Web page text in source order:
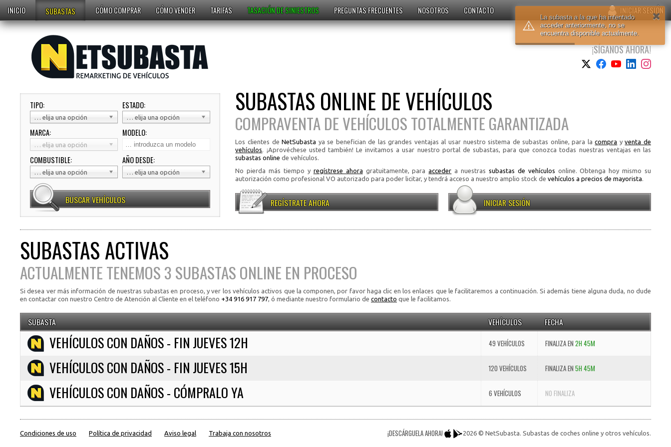
INICIO SUBASTAS CÓMO COMPRAR CÓMO VENDER TARIFAS TASACIÓN DE SINIESTROS PREGUNTAS FRECUENTES NOSOTROS CONTACTO INICIAR SESIÓN
¡SÍGANOS AHORA!
TIPO:
… elija una opción
ESTADO:
… elija una opción
MARCA:
… elija una opción
MODELO:
COMBUSTIBLE:
… elija una opción
AÑO DESDE:
… elija una opción
BUSCAR VEHÍCULOS
SUBASTAS ONLINE DE VEHÍCULOS
COMPRAVENTA DE VEHÍCULOS TOTALMENTE GARANTIZADA
Los clientes deNetSubasta ya se benefician de las grandes ventajas al usar nuestro sistema de subastas online, para lacompra yventa de
vehículos. ¡Aprovéchese usted también! Le invitamos a usar nuestro portal de subastas, para que conozca todas nuestras ventajas en las
subastas online de vehículos.
No pierda más tiempo y regístrese ahora gratuitamente, paraacceder a nuestras subastas de vehículos online. Obtenga hoy mismo su
autorización como profesional VO autorizado para poder licitar, y tendrá acceso a nuestro amplio stock devehículos a precios de mayorista.
REGÍSTRATE AHORA INICIAR SESIÓN
SUBASTAS ACTIVAS
ACTUALMENTE TENEMOS 3 SUBASTAS ONLINE EN PROCESO
Si desea ver más información de nuestras subastas en proceso, y ver los vehículos activos que la componen, por favor haga clic en los enlaces que le facilitaremos a continuación. Si además tiene alguna duda, no dude
en contactar con nuestro Centro de Atención al Cliente en el teléfono +34 916 917 797, ó mediante nuestro formulario de contacto que le facilitamos.
SUBASTA VEHÍCULOS FECHA
VEHÍCULOS CON DAÑOS - FIN JUEVES 12H 49 VEHÍCULOS FINALIZA EN 2H 45M
VEHÍCULOS CON DAÑOS - FIN JUEVES 15H 120 VEHÍCULOS FINALIZA EN 5H 45M
VEHÍCULOS CON DAÑOS - CÓMPRALO YA 6 VEHÍCULOS NO FINALIZA
Condiciones de uso Política de privacidad Aviso legal
Trabaja con nosotros
¡DESCÁRGUELA AHORA! 2026 © NetSubasta. Subastas de coches online y otros vehículos.
La subasta a la que ha intentado
acceder anteriormente, no se
encuentra disponible actualmente.